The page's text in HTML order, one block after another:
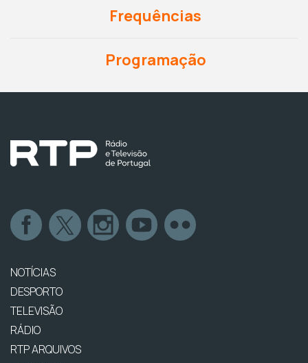
Frequências
Programação
NOTÍCIAS
DESPORTO
TELEVISÃO
RÁDIO
RTP ARQUIVOS